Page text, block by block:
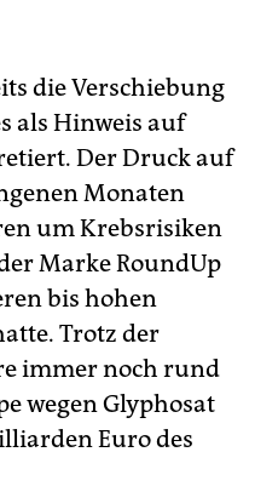
die Verschiebung
als Hinweis auf
Der Druck auf
Monaten
um Krebsrisiken
Marke RoundUp
bis hohen
Trotz der
immer noch rund
wegen Glyphosat
Euro des